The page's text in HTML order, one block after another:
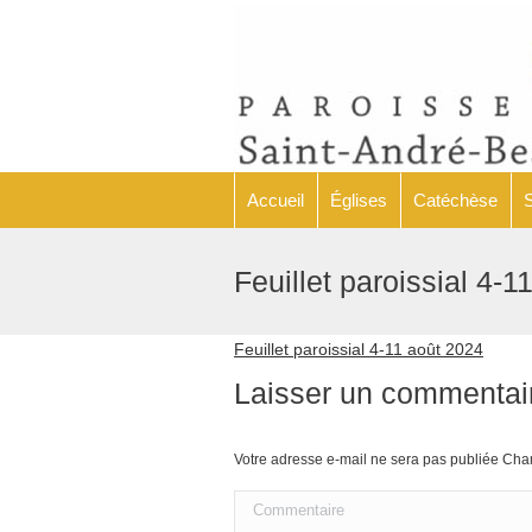
Accueil Églises Catéchèse
Feuillet paroissial 4-
Feuillet paroissial 4-11 août 2024
Laisser un
Votre adresse e-mail ne sera pas publiée
Commentaire